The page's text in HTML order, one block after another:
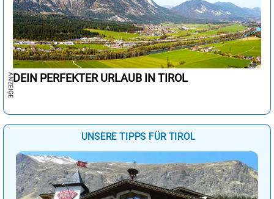
DEIN PERFEKTER URLAUB IN TIROL
UNSERE TIPPS FÜR TIROL